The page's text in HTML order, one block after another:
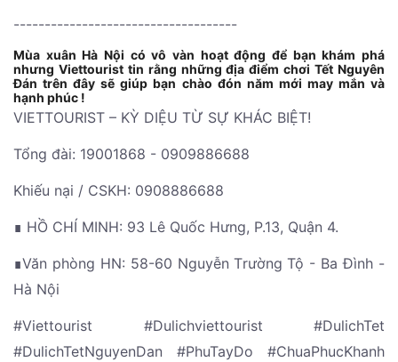
------------------------------------
Mùa xuân Hà Nội có vô vàn hoạt động để bạn khám phá
nhưng Viettourist tin rằng những địa điểm chơi Tết Nguyên
Đán trên đây sẽ giúp bạn chào đón năm mới may mắn và
hạnh phúc !
VIETTOURIST – KỲ DIỆU TỪ SỰ KHÁC BIỆT!
Tổng đài: 19001868 - 0909886688
Khiếu nại / CSKH: 0908886688
∎ HỒ CHÍ MINH: 93 Lê Quốc Hưng, P.13, Quận 4.
∎Văn phòng HN: 58-60 Nguyễn Trường Tộ - Ba Đình -
Hà Nội
#Viettourist #Dulichviettourist #DulichTet
#DulichTetNguyenDan #PhuTayDo #ChuaPhucKhanh